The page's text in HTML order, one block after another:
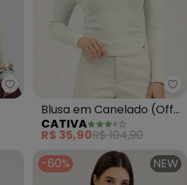
Gris - Blusa em Canelado
Blusa em Canelado (Off
White)
CATIVA
R$ 35,90R$ 104,90
-60% NEW